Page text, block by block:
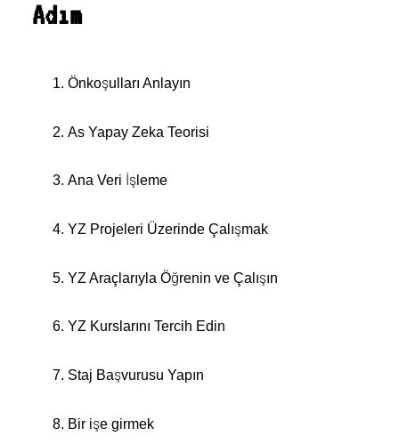
Adım
Önkoşulları Anlayın
As Yapay Zeka Teorisi
Ana Veri İşleme
YZ Projeleri Üzerinde Çalışmak
YZ Araçlarıyla Öğrenin ve Çalışın
YZ Kurslarını Tercih Edin
Staj Başvurusu Yapın
Bir işe girmek